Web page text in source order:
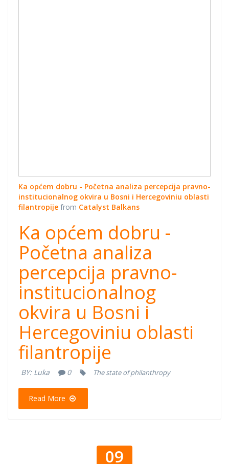
filantropije
Ka općem dobru - Početna analiza percepcija pravno-
institucionalnog okvira u Bosni i Hercegoviniu oblasti
filantropije from Catalyst Balkans
Ka općem dobru -
Početna analiza
percepcija pravno-
institucionalnog
okvira u Bosni i
Hercegoviniu oblasti
filantropije
BY: Luka 0 The state of philanthropy
Read More
09